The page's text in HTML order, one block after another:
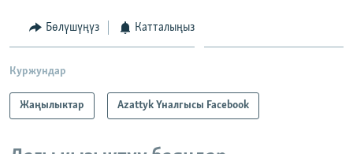
Бөлүшүңүз Катталыңыз
Куржундар
Жаңылыктар Azattyk Үналгысы Facebook